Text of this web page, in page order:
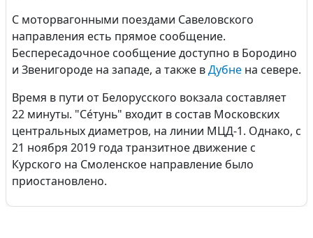
С моторвагонными поездами Савеловского
направления есть прямое сообщение.
Беспересадочное сообщение доступно в Бородино
и Звенигороде на западе, а также вДубне на севере.
Время в пути от Белорусского вокзала составляет
22 минуты. "Се́тунь" входит в состав Московских
центральных диаметров, на линии МЦД-1. Однако, с
21 ноября 2019 года транзитное движение с
Курского на Смоленское направление было
приостановлено.